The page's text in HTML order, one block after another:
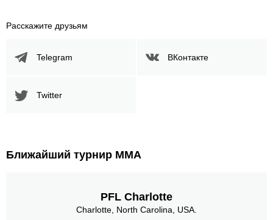
Корпус
Расскажите друзьям
Telegram ВКонтакте
Twitter
Ближайший турнир ММА
PFL Charlotte
Charlotte, North Carolina, USA.